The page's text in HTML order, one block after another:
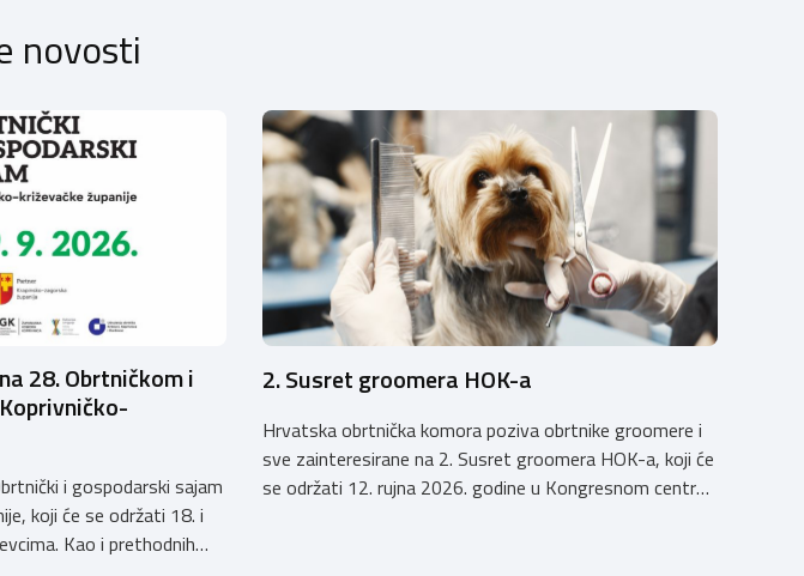
novosti
28. Obrtničkom i
i gospodarski sajam
koji će se održati 18. i
Kao i prethodnih
2. Susret groomera HOK-a
Hrvatska obrtnička komora poziva obrtnike groomere i
sve zainteresirane na 2. Susret groomera HOK-a, koji će
se održati 12. rujna 2026. godine u Kongresnom centru